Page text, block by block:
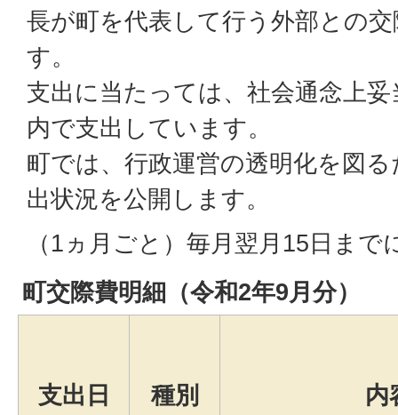
長が町を代表して行う外部との
す。
支出に当たっては、社会通念上
内で支出しています。
町では、行政運営の透明化を図
出状況を公開します。
（1ヵ月ごと）毎月翌月15日まで
町交際費明細（令和2年9月分）
支出日 種別 内